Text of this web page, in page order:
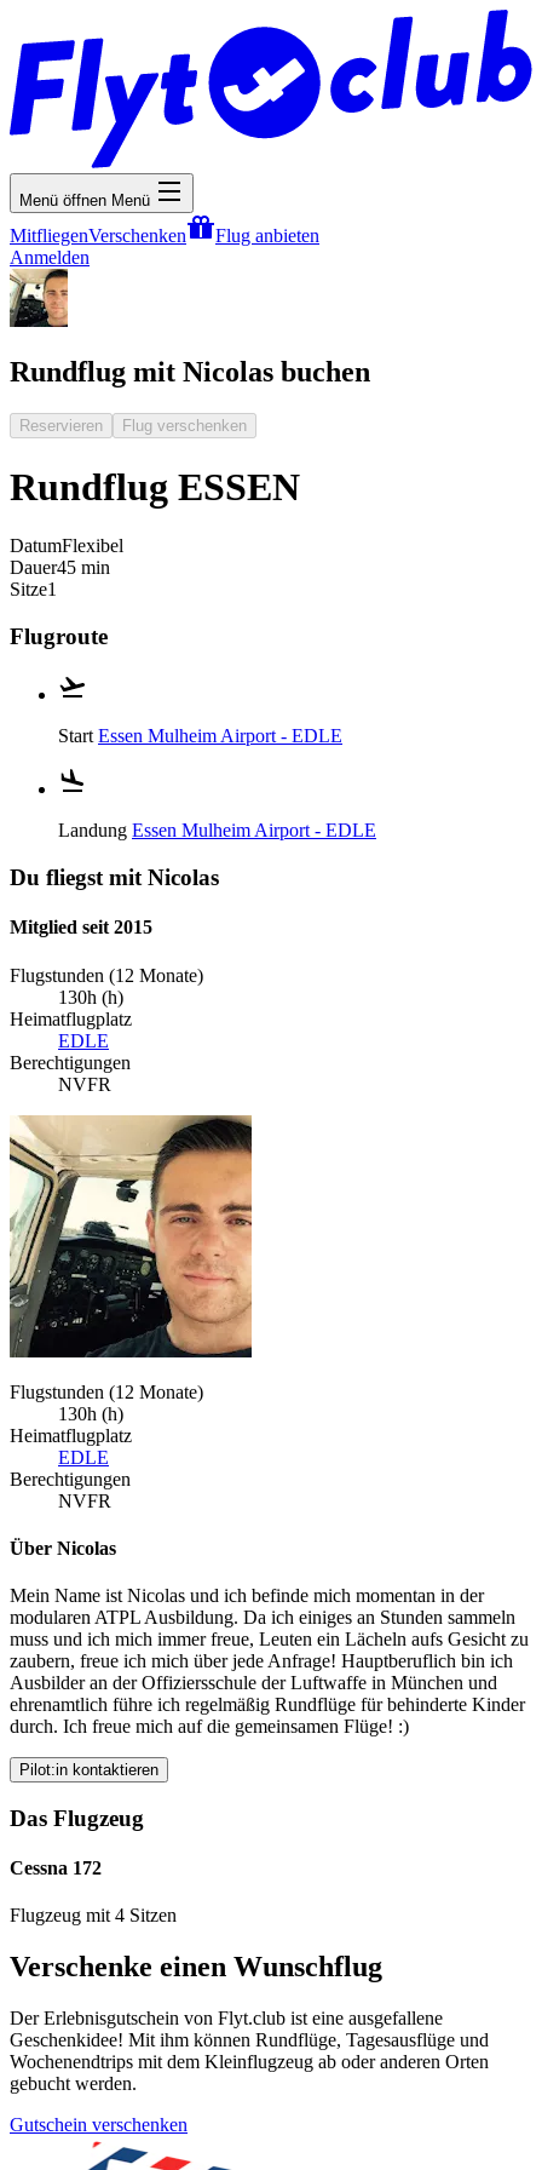
Menü öffnen Menü
MitfliegenVerschenken
Flug anbieten
Anmelden
Rundflug mit Nicolas buchen
Reservieren Flug verschenken
Rundflug ESSEN
DatumFlexibel
Dauer45 min
Sitze1
Flugroute
Start Essen Mulheim Airport - EDLE
Landung Essen Mulheim Airport - EDLE
Du fliegst mit Nicolas
Mitglied seit 2015
Flugstunden (12 Monate)
130h (h)
Heimatflugplatz
EDLE
Berechtigungen
NVFR
Flugstunden (12 Monate)
130h (h)
Heimatflugplatz
EDLE
Berechtigungen
NVFR
Über Nicolas
Mein Name ist Nicolas und ich befinde mich momentan in der
modularen ATPL Ausbildung. Da ich einiges an Stunden sammeln
muss und ich mich immer freue, Leuten ein Lächeln aufs Gesicht zu
zaubern, freue ich mich über jede Anfrage! Hauptberuflich bin ich
Ausbilder an der Offiziersschule der Luftwaffe in München und
ehrenamtlich führe ich regelmäßig Rundflüge für behinderte Kinder
durch. Ich freue mich auf die gemeinsamen Flüge! :)
Pilot:in kontaktieren
Das Flugzeug
Cessna 172
Flugzeug mit 4 Sitzen
Verschenke einen Wunschflug
Der Erlebnisgutschein von Flyt.club ist eine ausgefallene
Geschenkidee! Mit ihm können Rundflüge, Tagesausflüge und
Wochenendtrips mit dem Kleinflugzeug ab oder anderen Orten
gebucht werden.
Gutschein verschenken